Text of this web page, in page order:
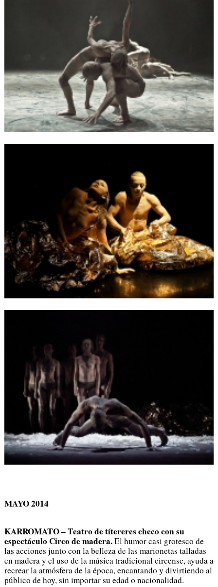
MAYO 2014
KARROMATO – Teatro de títereres checo con su
espectáculo Circo de madera.El humor casi grotesco de
las acciones junto con la belleza de las marionetas talladas
en madera y el uso de la música tradicional circense, ayuda a
recrear la atmósfera de la época, encantando y divirtiendo al
público de hoy, sin importar su edad o nacionalidad.